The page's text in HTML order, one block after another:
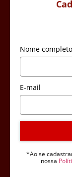
Nome completo
E-mail
*Ao se
nossa